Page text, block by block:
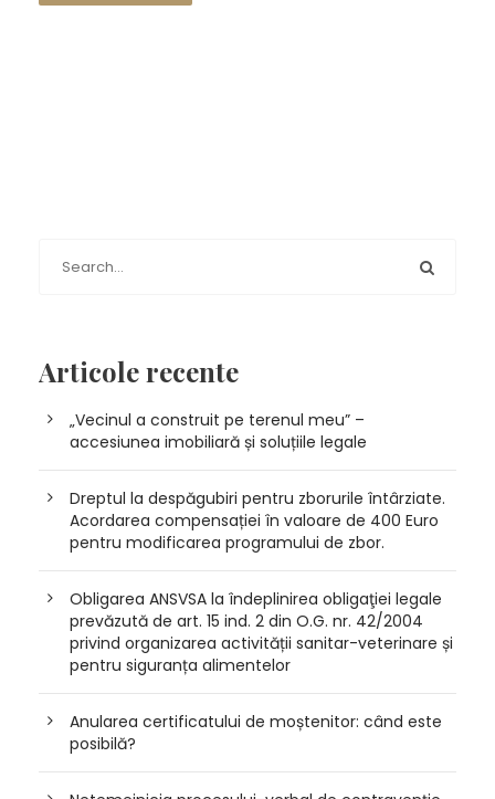
Articole recente
„Vecinul a construit pe terenul meu” –
accesiunea imobiliară și soluțiile legale
Dreptul la despăgubiri pentru zborurile întârziate.
Acordarea compensației în valoare de 400 Euro
pentru modificarea programului de zbor.
Obligarea ANSVSA la îndeplinirea obligaţiei legale
prevăzută de art. 15 ind. 2 din O.G. nr. 42/2004
privind organizarea activității sanitar-veterinare și
pentru siguranța alimentelor
Anularea certificatului de moștenitor: când este
posibilă?